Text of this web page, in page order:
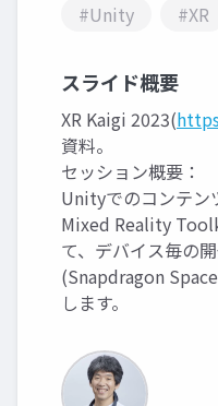
#Unity
#XR
スライド概要
XR Kaigi 2023(
資料。
セッション概要：
Unityでのコンテン
Mixed Reality
て、デバイス毎の
(Snapdragon
します。